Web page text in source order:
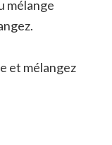
mélange
et mélangez